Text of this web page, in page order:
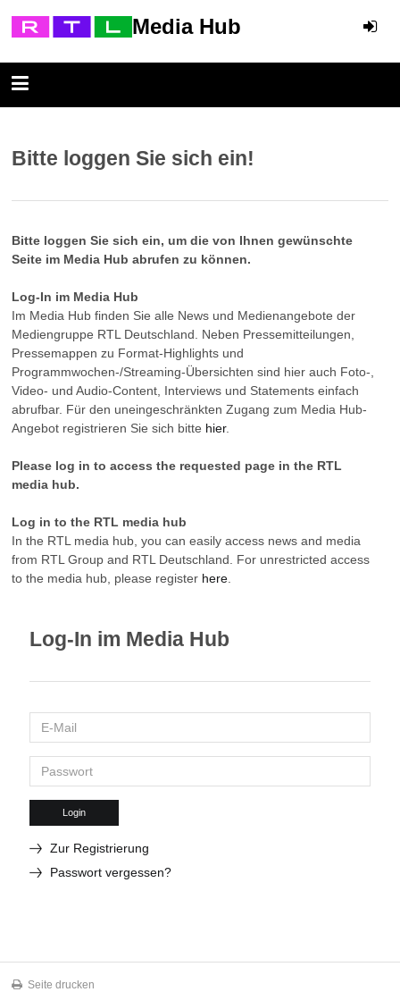
Media Hub
Bitte loggen Sie sich ein!
Bitte loggen Sie sich ein, um die von Ihnen gewünschte
Seite im Media Hub abrufen zu können.
Log-In im Media Hub
Im Media Hub finden Sie alle News und Medienangebote der
Mediengruppe RTL Deutschland. Neben Pressemitteilungen,
Pressemappen zu Format-Highlights und
Programmwochen-/Streaming-Übersichten sind hier auch Foto-,
Video- und Audio-Content, Interviews und Statements einfach
abrufbar. Für den uneingeschränkten Zugang zum Media Hub-
Angebot registrieren Sie sich bitte hier.
Please log in to access the requested page in the RTL
media hub.
Log in to the RTL media hub
In the RTL media hub, you can easily access news and media
from RTL Group and RTL Deutschland. For unrestricted access
to the media hub, please register here
Log-In im Media Hub
Login
Zur Registrierung
Passwort vergessen?
Seite drucken